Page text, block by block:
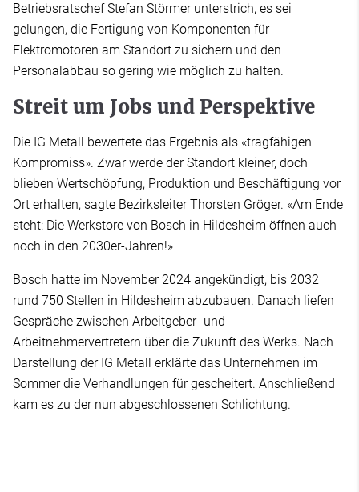
Betriebsratschef Stefan Störmer unterstrich, es sei
gelungen, die Fertigung von Komponenten für
Elektromotoren am Standort zu sichern und den
Personalabbau so gering wie möglich zu halten.
Streit um Jobs und Perspektive
Die IG Metall bewertete das Ergebnis als «tragfähigen
Kompromiss». Zwar werde der Standort kleiner, doch
blieben Wertschöpfung, Produktion und Beschäftigung vor
Ort erhalten, sagte Bezirksleiter Thorsten Gröger. «Am Ende
steht: Die Werkstore von Bosch in Hildesheim öffnen auch
noch in den 2030er-Jahren!»
Bosch hatte im November 2024 angekündigt, bis 2032
rund 750 Stellen in Hildesheim abzubauen. Danach liefen
Gespräche zwischen Arbeitgeber- und
Arbeitnehmervertretern über die Zukunft des Werks. Nach
Darstellung der IG Metall erklärte das Unternehmen im
Sommer die Verhandlungen für gescheitert. Anschließend
kam es zu der nun abgeschlossenen Schlichtung.